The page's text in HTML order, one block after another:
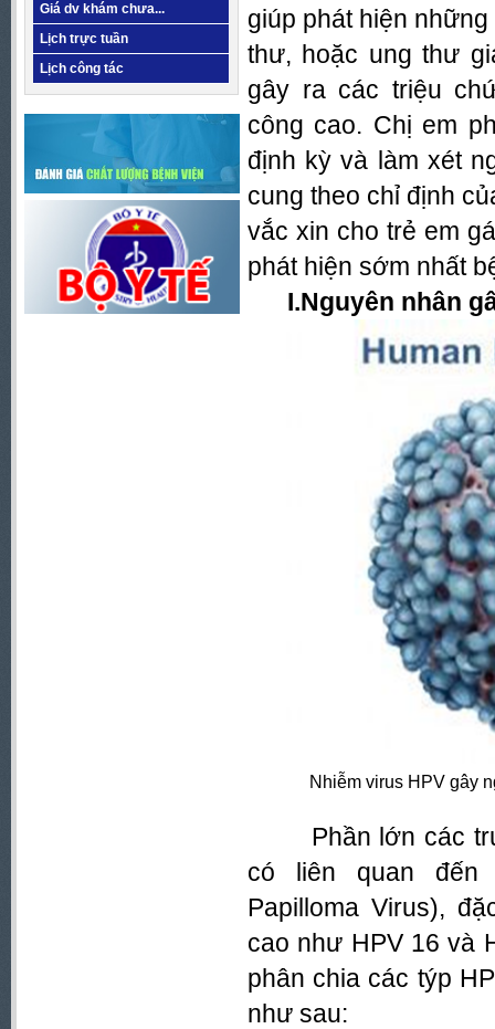
Giá dv khám chưa...
Lịch trực tuần
Lịch công tác
giúp phát hiện
thư, hoặc ung thư
gây ra các triệu
công cao. Chị em
định kỳ và làm xét
cung theo chỉ định
vắc xin cho trẻ em
phát hiện sớm nhất
I.Nguyên nhân
Nhiễm virus HPV gây
Phần lớn các
có liên quan đến
Papilloma Virus),
cao như HPV 16 và
phân chia các týp
như sau: